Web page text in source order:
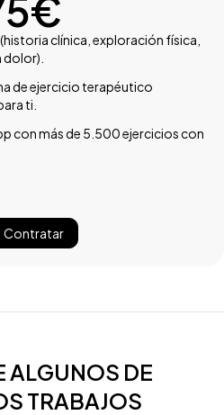
clínica, exploración física,
de ejercicio terapéutico
ti.
con más de 5.500 ejercicios con
Contratar
ALGUNOS DE
TRABAJOS